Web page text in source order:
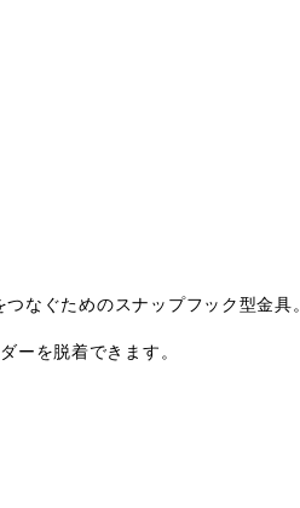
なぐためのスナップフック型金具。
ーを脱着できます。